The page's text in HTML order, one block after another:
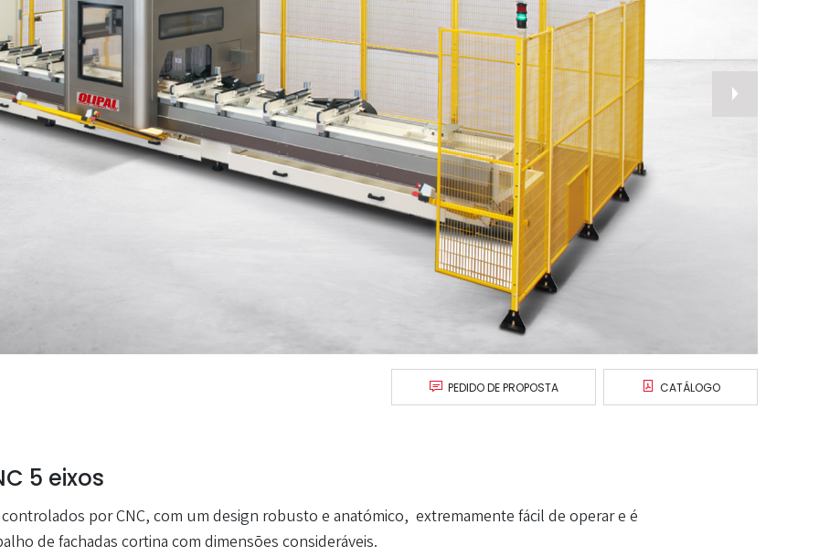
PEDIDO DE PROPOSTA CATÁLOGO
5 eixos
por CNC, com um design robusto e anatómico, extremamente fácil de operar e é
de fachadas cortina com dimensões consideráveis.